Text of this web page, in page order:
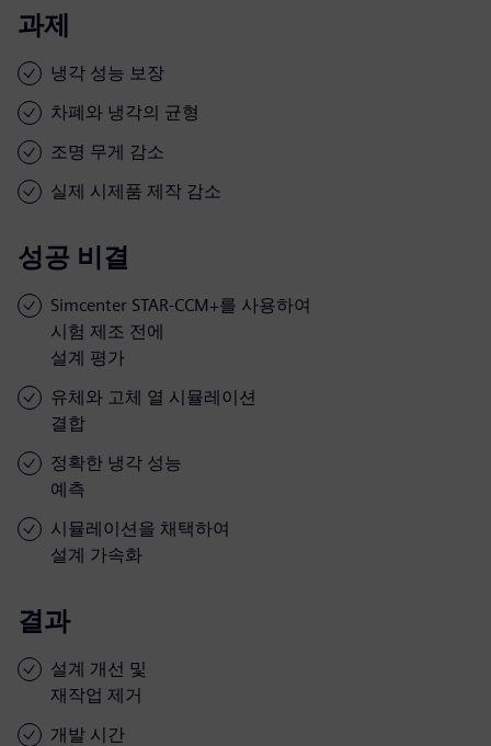
과제
냉각 성능 보장
차폐와 냉각의 균형
조명 무게 감소
실제 시제품 제작 감소
성공 비결
Simcenter STAR-CCM+를 사용하여
시험 제조 전에
설계 평가
유체와 고체 열 시뮬레이션
결합
정확한 냉각 성능
예측
시뮬레이션을 채택하여
설계 가속화
결과
설계 개선 및
재작업 제거
개발 시간